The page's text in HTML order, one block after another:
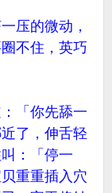
压的微动，
不住，英巧
「你先舔一
了，伸舌轻
：「停一
重重插入穴